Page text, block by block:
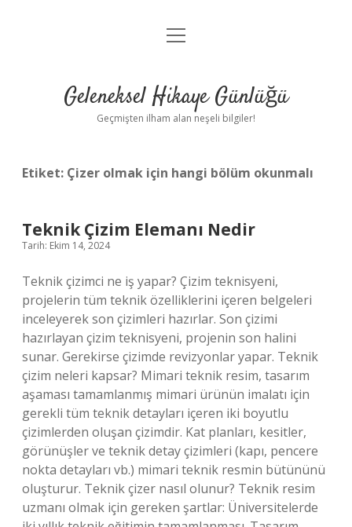
Anasayfa
Yasal Uyarı
menüyü
Geleneksel Hikaye Günlüğü
Geçmişten ilham alan neşeli bilgiler!
Etiket: Çizer olmak için hangi bölüm okunmalı
Teknik Çizim Elemanı Nedir
Tarih: Ekim 14, 2024
Teknik çizimci ne iş yapar? Çizim teknisyeni,
projelerin tüm teknik özelliklerini içeren belgeleri
inceleyerek son çizimleri hazırlar. Son çizimi
hazırlayan çizim teknisyeni, projenin son halini
sunar. Gerekirse çizimde revizyonlar yapar. Teknik
çizim neleri kapsar? Mimari teknik resim, tasarım
aşaması tamamlanmış mimari ürünün imalatı için
gerekli tüm teknik detayları içeren iki boyutlu
çizimlerden oluşan çizimdir. Kat planları, kesitler,
görünüşler ve teknik detay çizimleri (kapı, pencere
nokta detayları vb.) mimari teknik resmin bütününü
oluşturur. Teknik çizer nasıl olunur? Teknik resim
uzmanı olmak için gereken şartlar: Üniversitelerde